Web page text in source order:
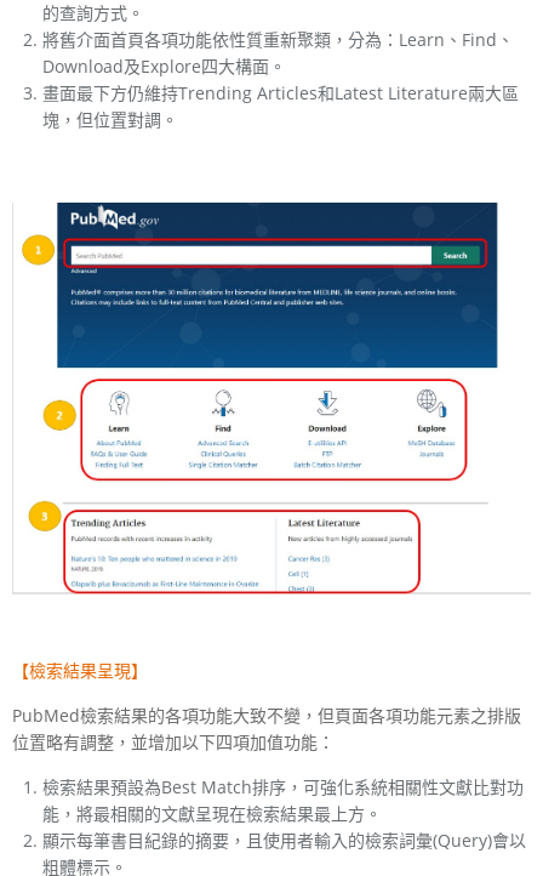
的查詢方式。
將舊介面首頁各項功能依性質重新聚類，分為：Learn、Find、
Download及Explore四大構面。
畫面最下方仍維持Trending Articles和Latest Literature兩大區
塊，但位置對調。
【檢索結果呈現】
PubMed檢索結果的各項功能大致不變，但頁面各項功能元素之排版
位置略有調整，並增加以下四項加值功能：
檢索結果預設為Best Match排序，可強化系統相關性文獻比對功
能，將最相關的文獻呈現在檢索結果最上方。
顯示每筆書目紀錄的摘要，且使用者輸入的檢索詞彙(Query)會以
粗體標示。